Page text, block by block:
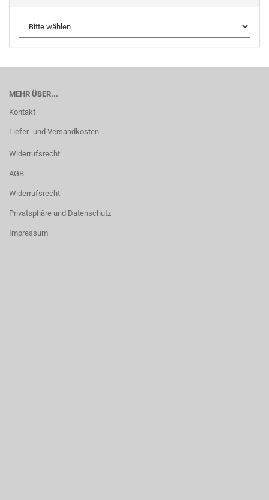
MEHR ÜBER...
Kontakt
Liefer- und Versandkosten
Widerrufsrecht
AGB
Widerrufsrecht
Privatsphäre und Datenschutz
Impressum